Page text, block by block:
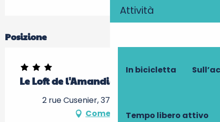
Attività
In bicicletta
Tempo libero attivo
Posizione
Le Loft de l'Amandier
2 rue Cusenier, 37150 Chenonceaux
Come arrivare